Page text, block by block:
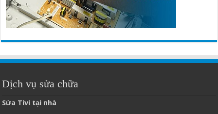
Dịch vụ sửa chữa
Sửa Tivi tại nhà